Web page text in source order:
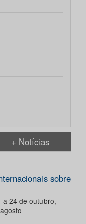
+ Notícias
sobre
a 24 de outubro,